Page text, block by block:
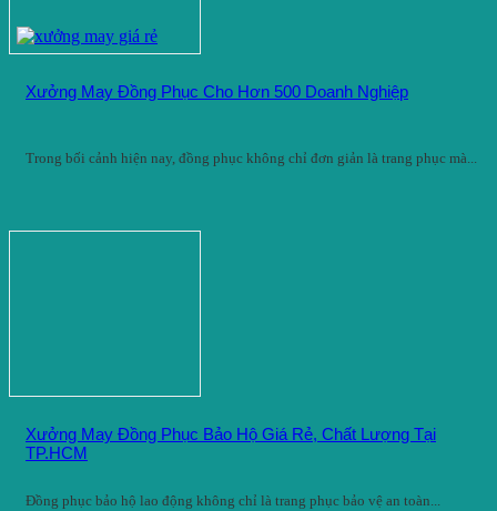
Xưởng May Đồng Phục Cho Hơn 500 Doanh Nghiệp
Trong bối cảnh hiện nay, đồng phục không chỉ đơn giản là trang phục mà...
Xưởng May Đồng Phục Bảo Hộ Giá Rẻ, Chất Lượng Tại
TP.HCM
Đồng phục bảo hộ lao động không chỉ là trang phục bảo vệ an toàn...